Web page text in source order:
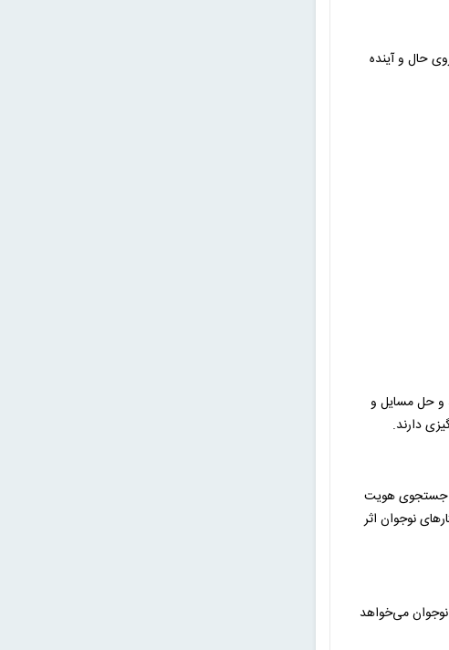
حال و آینده
و حل مسایل و
دارند.
جستجوی هویت
نوجوان اثر
می‌خواهد